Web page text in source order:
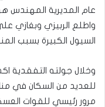
عام المديرية المهندس
واطلع الربيزي وبغازي
السيول الكبيرة بسبب
وخلال جولته التفقدية
للعديد من السكان في
مرور رئيسي للقوات